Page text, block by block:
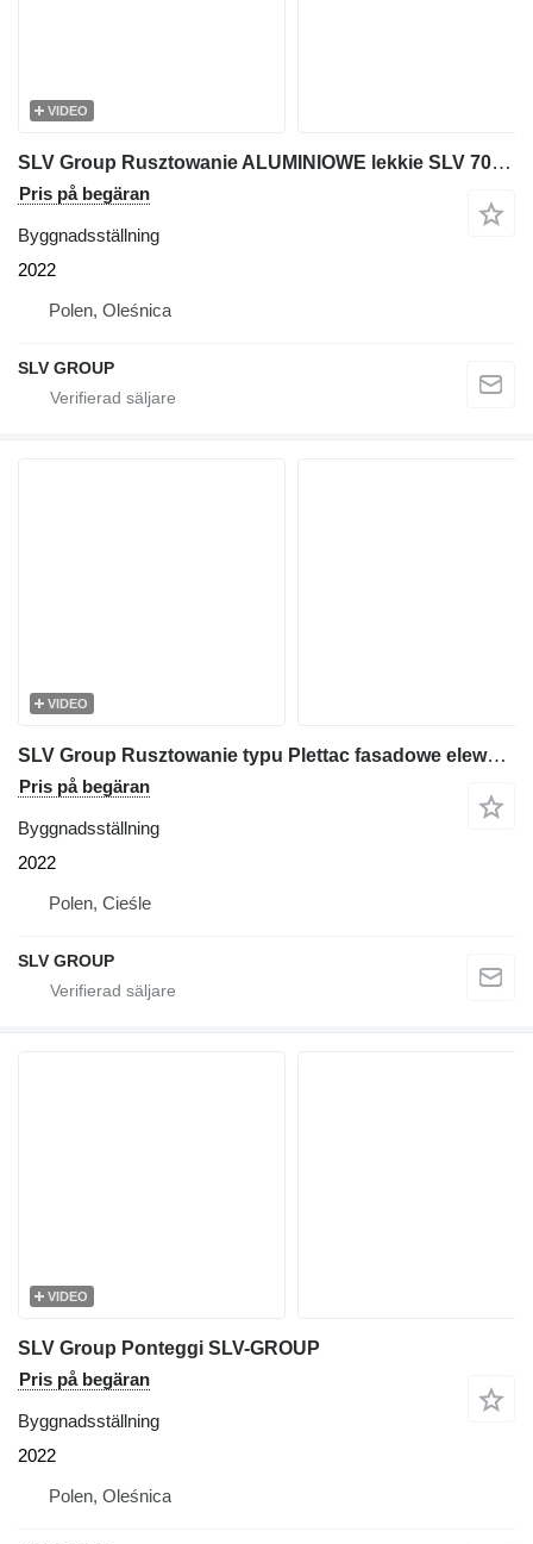
VIDEO
SLV Group Rusztowanie ALUMINIOWE lekkie SLV 70 Plettac 250m2
Pris på begäran
Byggnadsställning
2022
Polen, Oleśnica
SLV GROUP
VIDEO
SLV Group Rusztowanie typu Plettac fasadowe elewacyjne 250m2 SLV 70, scaff
Pris på begäran
Byggnadsställning
2022
Polen, Cieśle
SLV GROUP
VIDEO
SLV Group Ponteggi SLV-GROUP
Pris på begäran
Byggnadsställning
2022
Polen, Oleśnica